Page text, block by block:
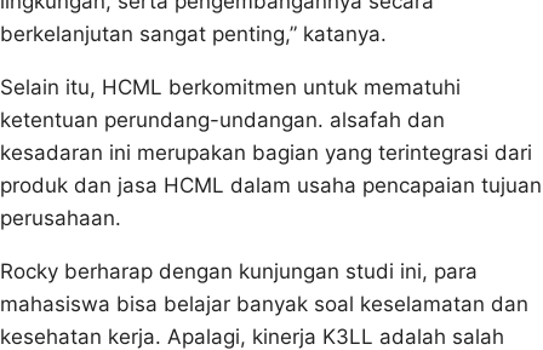
berkelanjutan sangat penting,” katanya.
Selain itu, HCML berkomitmen untuk mematuhi
ketentuan perundang-undangan. alsafah dan
kesadaran ini merupakan bagian yang terintegrasi dari
produk dan jasa HCML dalam usaha pencapaian tujuan
perusahaan.
Rocky berharap dengan kunjungan studi ini, para
mahasiswa bisa belajar banyak soal keselamatan dan
kesehatan kerja. Apalagi, kinerja K3LL adalah salah